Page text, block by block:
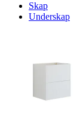
Skap
Underskap